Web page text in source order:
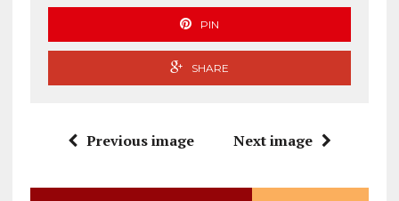
PIN
SHARE
Previous image Next image